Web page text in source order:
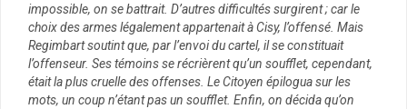
impossible, on se battrait. D’autres difficultés surgirent ; car le
choix des armes légalement appartenait à Cisy, l’offensé. Mais
Regimbart soutint que, par l’envoi du cartel, il se constituait
l’offenseur. Ses témoins se récrièrent qu’un soufflet, cependant,
était la plus cruelle des offenses. Le Citoyen épilogua sur les
mots, un coup n’étant pas un soufflet. Enfin, on décida qu’on